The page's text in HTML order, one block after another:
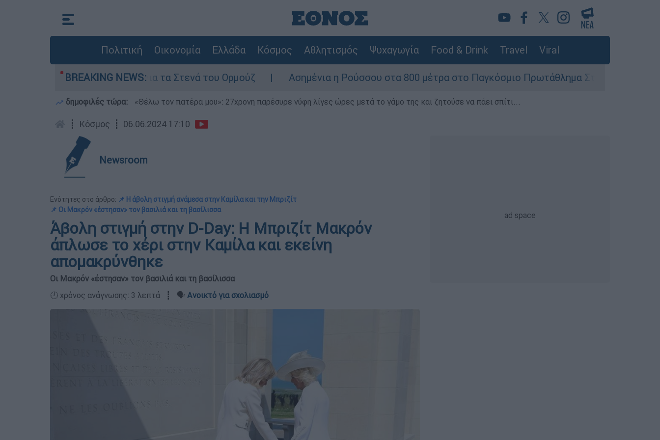
Πολιτική Οικονομία Ελλάδα Κόσμος Αθλητισμός Ψυχαγωγία Food & Drink Travel Viral
BREAKING NEWS:
της Τεχεράνης για τα Στενά του Ορμούζ Ασημένια η Ρούσσου στα 800 μέτρα στο Παγκόσμιο Πρωτάθλημα Στίβου Κ20
δημοφιλές τώρα: «Θέλω τον πατέρα μου»: 27χρονη παρέσυρε νύφη λίγες ώρες μετά το γάμο της και ζητούσε να πάει σπίτι...
┋ Κόσμος ┋ 06.06.2024 17:10
Newsroom
Ενότητες στο άρθρο: 📌 Η άβολη στιγμή ανάμεσα στην Καμίλα και την Μπριζίτ
📌 Οι Μακρόν «έστησαν» τον βασιλιά και τη βασίλισσα
Άβολη στιγμή στην D-Day: Η Μπριζίτ Μακρόν
άπλωσε το χέρι στην Καμίλα και εκείνη
απομακρύνθηκε
Οι Μακρόν «έστησαν» τον βασιλιά και τη βασίλισσα
🕛 χρόνος ανάγνωσης: 3 λεπτά ┋ 🗣️ Ανοικτό για σχολιασμό